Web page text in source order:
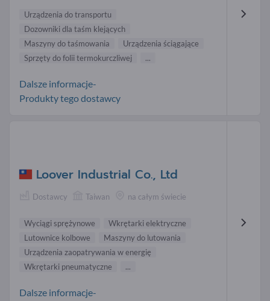
Urządzenia do transportu
Dozowniki dla taśm klejących
Maszyny do taśmowania
Urządzenia ściągające
Sprzęty do folii termokurczliwej
...
Dalsze informacje-
Produkty tego dostawcy
Loover Industrial Co., Ltd
Dostawcy Taiwan na całym świecie
Wyciągi sprężynowe
Wkrętarki elektryczne
Lutownice kolbowe
Maszyny do lutowania
Urządzenia zaopatrywania w energię
Wkrętarki pneumatyczne
...
Dalsze informacje-